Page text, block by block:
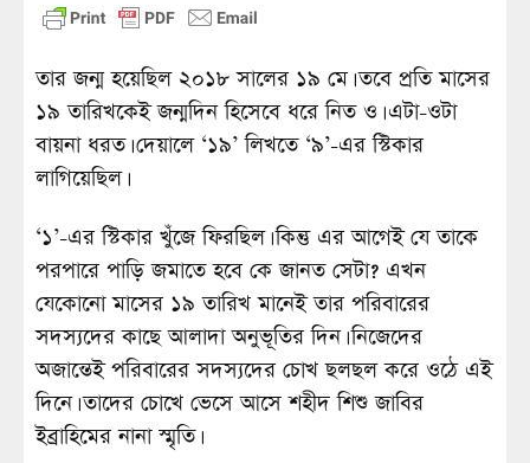
তার জন্ম হয়েছিল ২০১৮ সালের ১৯ মে। তবে প্রতি মাসের
১৯ তারিখকেই জন্মদিন হিসেবে ধরে নিত ও। এটা-ওটা
বায়না ধরত। দেয়ালে ‘১৯’ লিখতে ‘৯’-এর স্টিকার
লাগিয়েছিল।
‘১’-এর স্টিকার খুঁজে ফিরছিল। কিন্তু এর আগেই যে তাকে
পরপারে পাড়ি জমাতে হবে কে জানত সেটা? এখন
যেকোনো মাসের ১৯ তারিখ মানেই তার পরিবারের
সদস্যদের কাছে আলাদা অনুভূতির দিন। নিজেদের
অজান্তেই পরিবারের সদস্যদের চোখ ছলছল করে ওঠে এই
দিনে। তাদের চোখে ভেসে আসে শহীদ শিশু জাবির
ইব্রাহিমের নানা স্মৃতি।